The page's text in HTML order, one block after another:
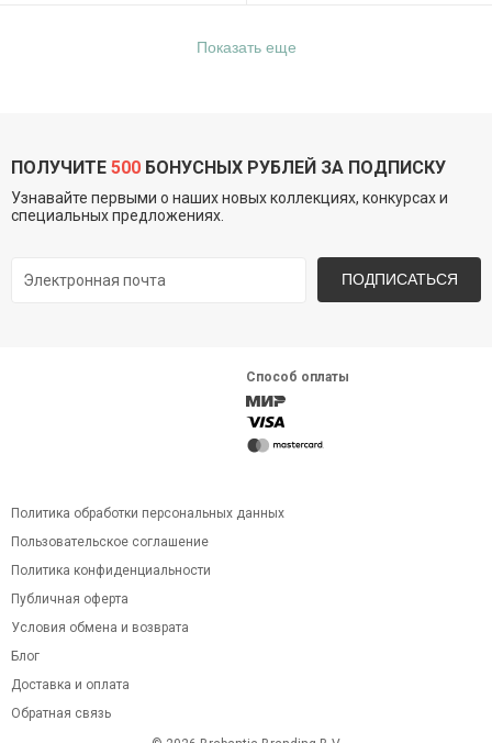
Показать еще
ПОЛУЧИТЕ 500 БОНУСНЫХ РУБЛЕЙ ЗА ПОДПИСКУ
Узнавайте первыми о наших новых коллекциях, конкурсах и
специальных предложениях.
ПОДПИСАТЬСЯ
Способ оплаты
Политика обработки персональных данных
Пользовательское соглашение
Политика конфиденциальности
Публичная оферта
Условия обмена и возврата
Блог
Доставка и оплата
Обратная связь